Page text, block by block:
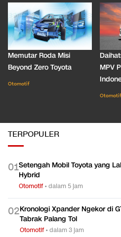
Memutar Roda Misi
Beyond Zero Toyota
Otomotif
MPV
Otomotif
TERPOPULER
01Setengah Mobil Toyota yang
Hybrid
Otomotif•dalam 5 jam
02Kronologi Xpander Ngekor di
Tabrak Palang Tol
Otomotif•dalam 3 jam